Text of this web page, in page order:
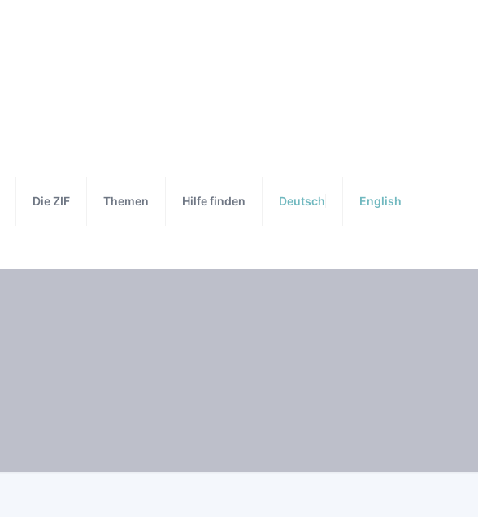
Die ZIF Themen Hilfe finden Deutsch English